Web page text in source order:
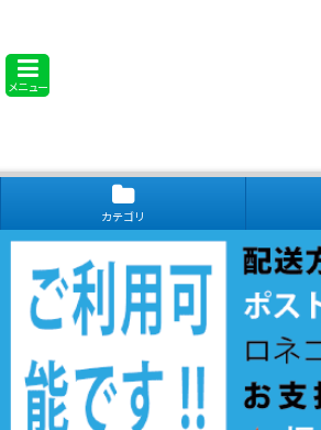
メニュー
カテゴリ